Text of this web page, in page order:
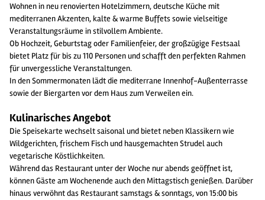
Wohnen in neu renovierten Hotelzimmern, deutsche Küche mit
mediterranen Akzenten, kalte & warme Buffets sowie vielseitige
Veranstaltungsräume in stilvollem Ambiente.
Ob Hochzeit, Geburtstag oder Familienfeier, der großzügige Festsaal
bietet Platz für bis zu 110 Personen und schafft den perfekten Rahmen
für unvergessliche Veranstaltungen.
In den Sommermonaten lädt die mediterrane Innenhof-Außenterrasse
sowie der Biergarten vor dem Haus zum Verweilen ein.
Kulinarisches Angebot
Die Speisekarte wechselt saisonal und bietet neben Klassikern wie
Wildgerichten, frischem Fisch und hausgemachten Strudel auch
vegetarische Köstlichkeiten.
Während das Restaurant unter der Woche nur abends geöffnet ist,
können Gäste am Wochenende auch den Mittagstisch genießen. Darüber
hinaus verwöhnt das Restaurant samstags & sonntags, von 15:00 bis